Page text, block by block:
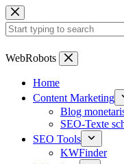
Zum
Inhalt
springen
Keine
WebRobots
Home
Content Marketing
Blog
SEO-Texte
SEO Tools
KWFinder